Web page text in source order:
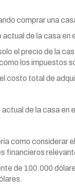
comprar una
de la casa en
el precio de la
los impuestos
costo total de
de la casa en
como considerar
financieros
de 100.000